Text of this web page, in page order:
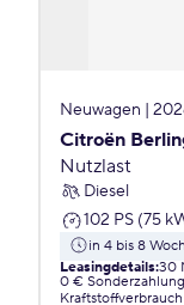
Neuwagen |
Citroën
Nutzlast
Diesel
102 PS (75
in 4 bis 8
Leasingdetails:30
0 € Sonderzahlung